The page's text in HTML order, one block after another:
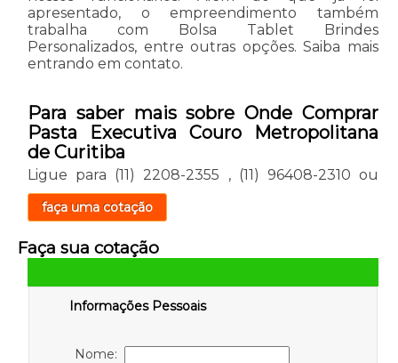
apresentado, o empreendimento também
trabalha com Bolsa Tablet Brindes
Personalizados, entre outras opções. Saiba mais
entrando em contato.
Para saber mais sobre Onde Comprar
Pasta Executiva Couro Metropolitana
de Curitiba
Ligue para (11) 2208-2355 , (11) 96408-2310 ou
faça uma cotação
Faça sua cotação
Informações Pessoais
Nome: